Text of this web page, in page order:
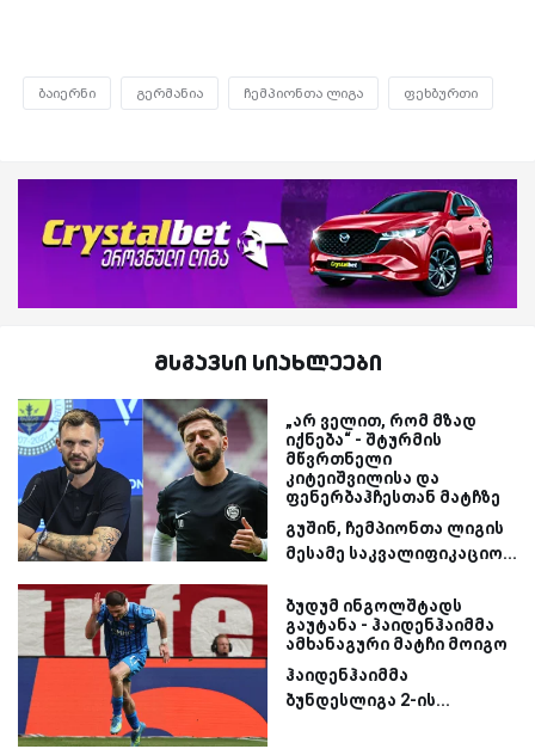
ბაიერნი გერმანია ჩემპიონთა ლიგა ფეხბურთი
მსგავსი სიახლეები
„არ ველით, რომ მზად
იქნება“ - შტურმის
მწვრთნელი
კიტეიშვილისა და
ფენერბაჰჩესთან მატჩზე
გუშინ, ჩემპიონთა ლიგის
მესამე საკვალიფიკაციო...
ბუდუმ ინგოლშტადს
გაუტანა - ჰაიდენჰაიმმა
ამხანაგური მატჩი მოიგო
ჰაიდენჰაიმმა
ბუნდესლიგა 2-ის...